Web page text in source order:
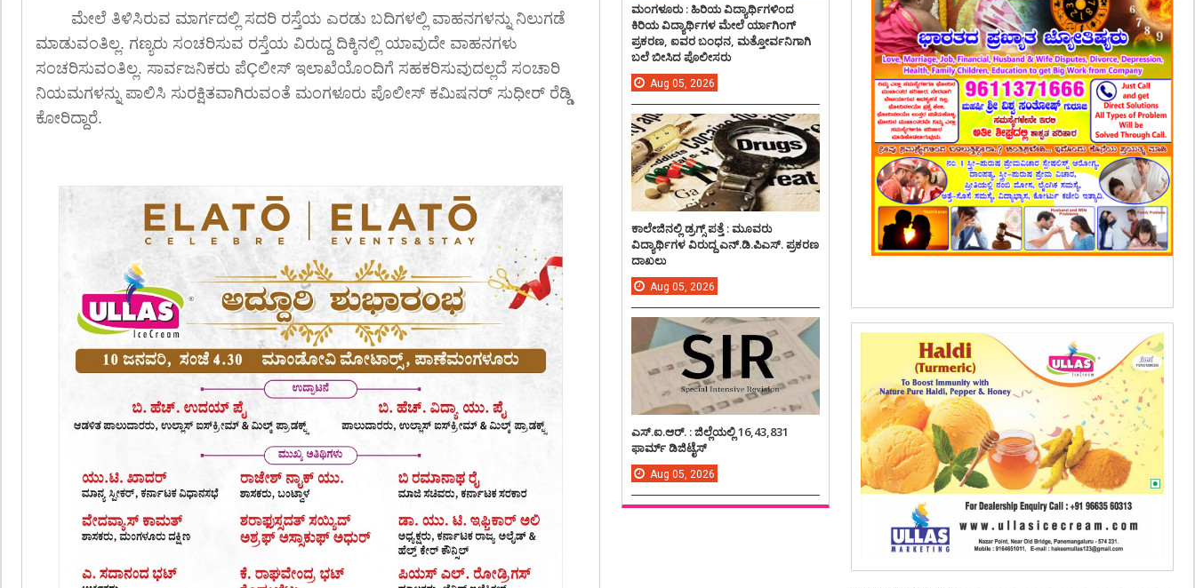
ಮೇಲೆ ತಿಳಿಸಿರುವ ಮಾರ್ಗದಲ್ಲಿ ಸದರಿ ರಸ್ತೆಯ ಎರಡು ಬದಿಗಳಲ್ಲಿ ವಾಹನಗಳನ್ನು ನಿಲುಗಡೆ
ಮಾಡುವಂತಿಲ್ಲ. ಗಣ್ಯರು ಸಂಚರಿಸುವ ರಸ್ತೆಯ ವಿರುದ್ದ ದಿಕ್ಕಿನಲ್ಲಿ ಯಾವುದೇ ವಾಹನಗಳು
ಸಂಚರಿಸುವಂತಿಲ್ಲ. ಸಾರ್ವಜನಿಕರು ಪೆÇಲೀಸ್ ಇಲಾಖೆಯೊಂದಿಗೆ ಸಹಕರಿಸುವುದಲ್ಲದೆ ಸಂಚಾರಿ
ನಿಯಮಗಳನ್ನು ಪಾಲಿಸಿ ಸುರಕ್ಷಿತವಾಗಿರುವಂತೆ ಮಂಗಳೂರು ಪೊಲೀಸ್ ಕಮಿಷನರ್ ಸುಧೀರ್ ರೆಡ್ಡಿ
ಕೋರಿದ್ದಾರೆ.
ಮಂಗಳೂರು : ಹಿರಿಯ ವಿದ್ಯಾರ್ಥಿಗಳಿಂದ
ಕಿರಿಯ ವಿದ್ಯಾರ್ಥಿಗಳ ಮೇಲೆ ರ್ಯಾಗಿಂಗ್
ಪ್ರಕರಣ, ಐವರ ಬಂಧನ, ಮತ್ತೋರ್ವನಿಗಾಗಿ
ಬಲೆ ಬೀಸಿದ ಪೊಲೀಸರು
Aug 05, 2026
ಕಾಲೇಜಿನಲ್ಲಿ ಡ್ರಗ್ಸ್ ಪತ್ತೆ : ಮೂವರು
ವಿದ್ಯಾರ್ಥಿಗಳ ವಿರುದ್ದ ಎನ್.ಡಿ.ಪಿಎಸ್. ಪ್ರಕರಣ
ದಾಖಲು
Aug 05, 2026
ಎಸ್.ಐ.ಆರ್. : ಜಿಲ್ಲೆಯಲ್ಲಿ 16,43,831
ಫಾರ್ಮ್ ಡಿಜಿಟೈಸ್
Aug 05, 2026